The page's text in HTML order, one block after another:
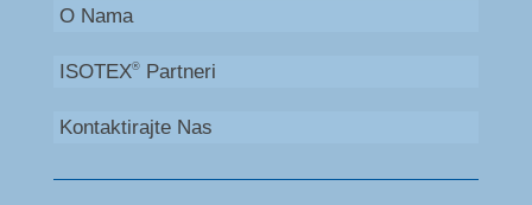
O Nama
ISOTEX®Partneri
Kontaktirajte Nas